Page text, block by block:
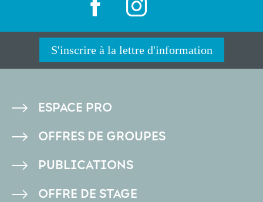
S'inscrire à la lettre d'information
PIED
DE
ESPACE PRO
OFFRES DE GROUPES
PUBLICATIONS
OFFRE DE STAGE